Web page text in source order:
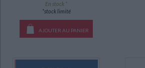
En stock *
*stock limité
AJOUTER AU PANIER